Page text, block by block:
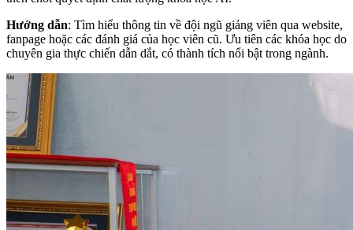
Hướng dẫn: Tìm hiểu thông tin về đội ngũ giảng viên qua website,
fanpage hoặc các đánh giá của học viên cũ. Ưu tiên các khóa học do
chuyên gia thực chiến dẫn dắt, có thành tích nổi bật trong ngành.